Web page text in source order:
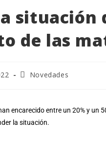
situación
de las
Novedades
encarecido entre un 20% y un
la situación.